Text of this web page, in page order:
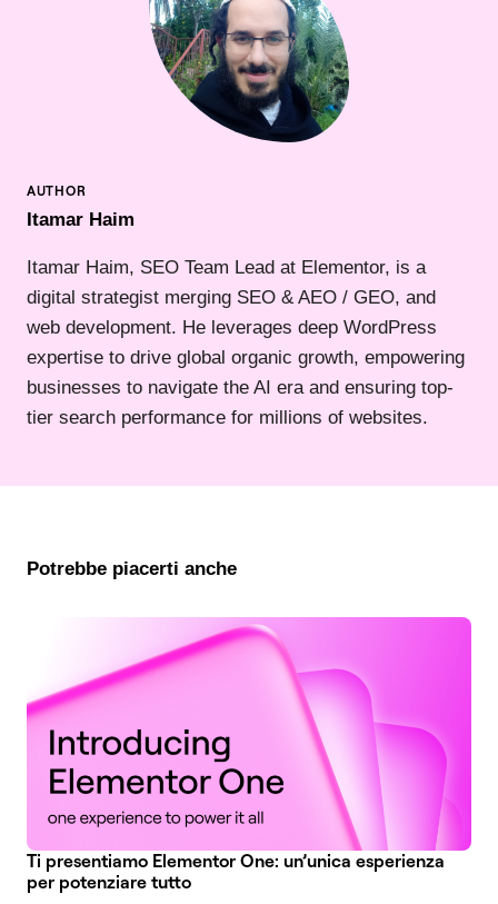
Itamar Haim
Itamar Haim, SEO Team Lead at Elementor, is a
digital strategist merging SEO & AEO / GEO, and
web development. He leverages deep WordPress
expertise to drive global organic growth, empowering
businesses to navigate the AI era and ensuring top-
tier search performance for millions of websites.
Potrebbe piacerti anche
Ti presentiamo Elementor One: un’unica esperienza
per potenziare tutto